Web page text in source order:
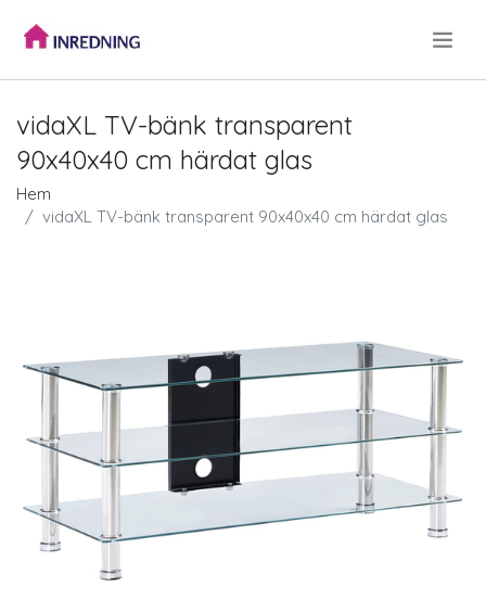
vidaXL TV-bänk transparent
90x40x40 cm härdat glas
Hem
vidaXL TV-bänk transparent 90x40x40 cm härdat glas